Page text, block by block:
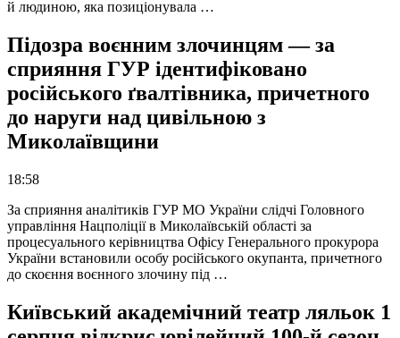
й людиною, яка позиціонувала …
Підозра воєнним злочинцям — за
сприяння ГУР ідентифіковано
російського ґвалтівника, причетного
до наруги над цивільною з
Миколаївщини
18:58
За сприяння аналітиків ГУР МО України слідчі Головного
управління Нацполіції в Миколаївській області за
процесуального керівництва Офісу Генерального прокурора
України встановили особу російського окупанта, причетного
до скоєння воєнного злочину під …
Київський академічний театр ляльок 1